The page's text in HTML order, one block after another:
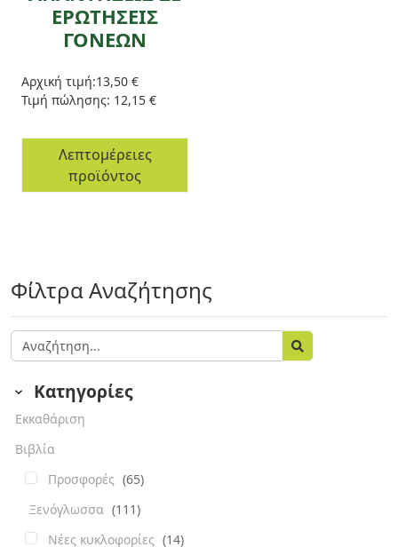
ΕΡΩΤΗΣΕΙΣ
ΓΟΝΕΩΝ
Αρχική τιμή:13,50 €
Τιμή πώλησης: 12,15 €
Λεπτομέρειες
προϊόντος
Φίλτρα Αναζήτησης
Κατηγορίες
Εκκαθάριση
Βιβλία
Προσφορές (65)
Ξενόγλωσσα (111)
Νέες κυκλοφορίες (14)